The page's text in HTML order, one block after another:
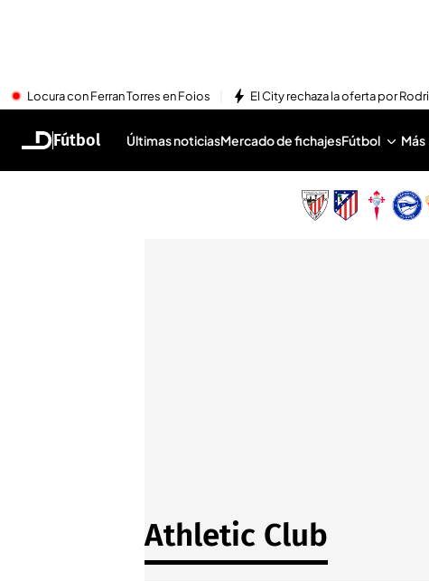
Locura con Ferran Torres en Foios El City rechaza la oferta por Rodri
Fútbol Últimas noticiasMercado de fichajesFútbol Más
Athletic Club